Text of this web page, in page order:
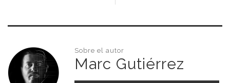
Sobre el autor
Marc Gutiérrez